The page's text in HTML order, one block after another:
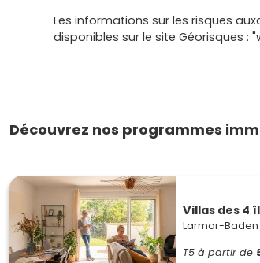
Les informations sur les risques
disponibles sur le site Géorisques :
Découvrez nos programmes
Villas des 4
Larmor-Baden
T5 à partir de